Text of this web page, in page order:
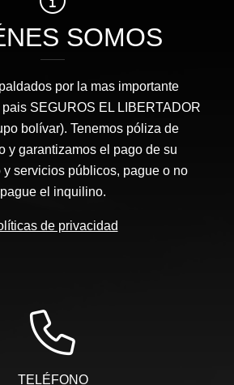
SOMOS
por la mas importante
SEGUROS EL LIBERTADOR
bolívar). Tenemos póliza de
y garantizamos el pago de su
y servicios públicos, pague o no
pague el inquilino.
de privacidad
TELÉFONO